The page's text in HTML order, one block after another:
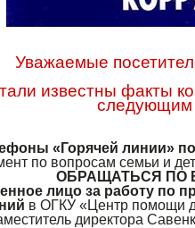
Уважаемые
известны факты
следующим
«Горячей линии»
по вопросам семьи и
ОБРАЩАТЬСЯ ПО
лицо за работу по
в ОГКУ «Центр помощи
директора